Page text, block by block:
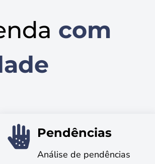
com
 Pendências
Análise de pendências